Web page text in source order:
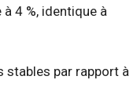
4 %, identique à
par rapport à